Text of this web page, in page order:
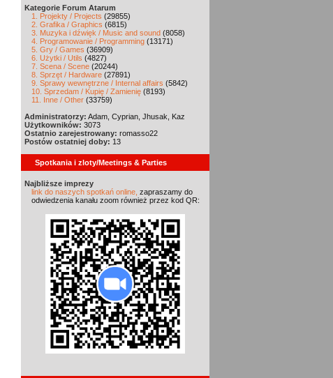
Kategorie Forum Atarum
1. Projekty / Projects (29855)
2. Grafika / Graphics (6815)
3. Muzyka i dźwięk / Music and sound (8058)
4. Programowanie / Programming (13171)
5. Gry / Games (36909)
6. Użytki / Utils (4827)
7. Scena / Scene (20244)
8. Sprzęt / Hardware (27891)
9. Sprawy wewnętrzne / Internal affairs (5842)
10. Sprzedam / Kupię / Zamienię (8193)
11. Inne / Other (33759)
Administratorzy: Adam, Cyprian, Jhusak, Kaz
Użytkowników: 3073
Ostatnio zarejestrowany: romasso22
Postów ostatniej doby: 13
Spotkania i zloty/Meetings & Parties
Najbliższe imprezy
link do naszych spotkań online, zapraszamy do
odwiedzenia kanału zoom również przez kod QR: